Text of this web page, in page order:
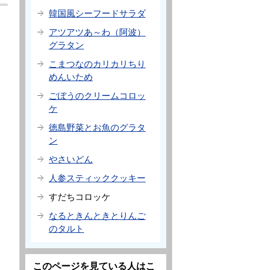
韓国風シーフードサラダ
アツアツあ～わ（阿波）
グラタン
こまつなのカリカリちり
めんいため
ごぼうのクリームコロッ
ケ
徳島野菜とお魚のグラタ
ン
やさいどん
人参スティッククッキー
すだちコロッケ
なるときんときとりんご
のタルト
このページを見ている人はこ